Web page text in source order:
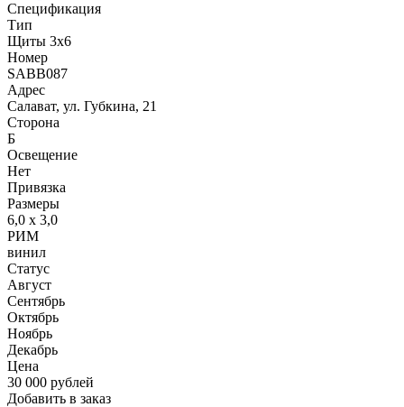
Спецификация
Тип
Щиты 3х6
Номер
SABB087
Адрес
Салават, ул. Губкина, 21
Сторона
Б
Освещение
Нет
Привязка
Размеры
6,0 х 3,0
РИМ
винил
Статус
Август
Сентябрь
Октябрь
Ноябрь
Декабрь
Цена
30 000 рублей
Добавить в заказ